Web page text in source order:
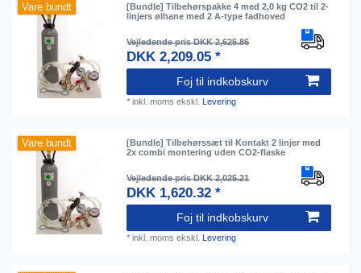
Vare bundt
[Bundle] Tilbehørspakke 4 med 2,0 kg CO2 til 2-
linjers ølhane med 2 A-type fadhoved
Vejledende pris DKK 2,625.86
DKK 2,209.05 *
Foj til indkobskurv
*inkl. moms ekskl. Levering
Vare bundt
[Bundle] Tilbehørssæt til Kontakt 2 linjer med
2x combi montering uden CO2-flaske
Vejledende pris DKK 2,025.21
DKK 1,620.32 *
Foj til indkobskurv
*inkl. moms ekskl. Levering